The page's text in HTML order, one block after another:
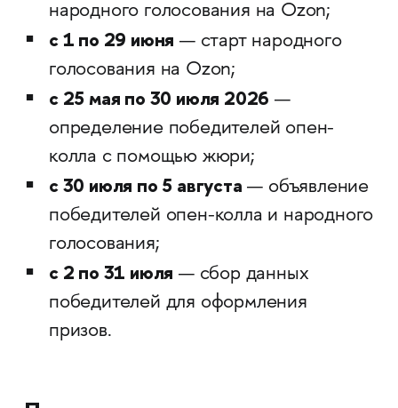
народного голосования на Ozon;
с 1 по 29 июня — старт народного
голосования на Ozon;
с 25 мая по 30 июля 2026 —
определение победителей опен-
колла с помощью жюри;
с 30 июля по 5 августа — объявление
победителей опен-колла и народного
голосования;
с 2 по 31 июля — сбор данных
победителей для оформления
призов.